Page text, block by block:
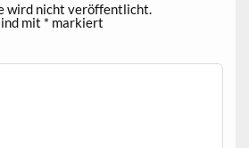
wird nicht veröffentlicht.
mit * markiert